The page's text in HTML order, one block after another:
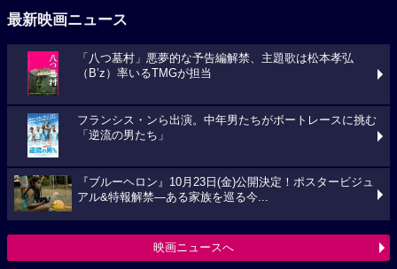
最新映画ニュース
「八つ墓村」悪夢的な予告編解禁、主題歌は松本孝弘
（B’z）率いるTMGが担当
フランシス・ンら出演。中年男たちがボートレースに挑む
「逆流の男たち」
『ブルーヘロン』10月23日(金)公開決定！ポスタービジュ
アル&特報解禁―ある家族を巡る今...
映画ニュースへ